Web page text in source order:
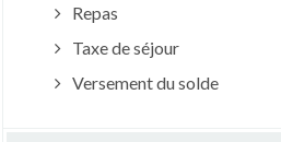
Repas
Taxe de séjour
Versement du solde